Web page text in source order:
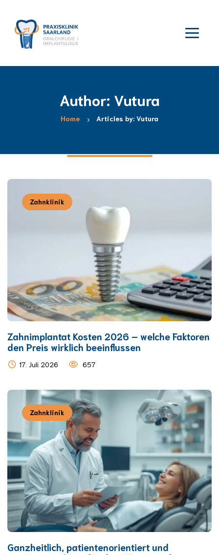
Author: Vutura
Home Articles by: Vutura
Zahnklinik
Zahnimplantat Kosten 2026 – welche Faktoren
den Preis wirklich beeinflussen
17. Juli 2026 657
Zahnklinik
Ganzheitlich, patientenorientiert und